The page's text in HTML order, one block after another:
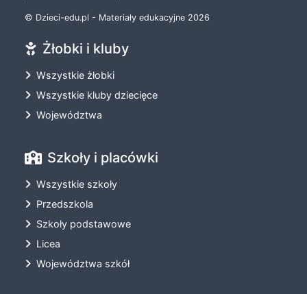
© Dzieci-edu.pl - Materiały edukacyjne 2026
Żłobki i kluby
Wszystkie żłobki
Wszystkie kluby dziecięce
Województwa
Szkoły i placówki
Wszystkie szkoły
Przedszkola
Szkoły podstawowe
Licea
Województwa szkół